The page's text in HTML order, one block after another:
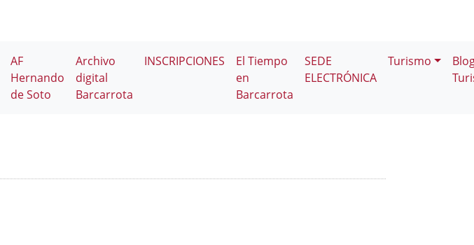
AF
Hernando
de Soto
Archivo
digital
Barcarrota
INSCRIPCIONES
El Tiempo
en
Barcarrota
SEDE
ELECTRÓNICA
Turismo